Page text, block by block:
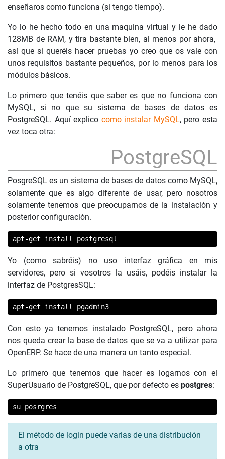
enseñaros como funciona (si tengo tiempo).
Yo lo he hecho todo en una maquina virtual y le he dado
128MB de RAM, y tira bastante bien, al menos por ahora,
así que si queréis hacer pruebas yo creo que os vale con
unos requisitos bastante pequeños, por lo menos para los
módulos básicos.
Lo primero que tenéis que saber es que no funciona con
MySQL, si no que su sistema de bases de datos es
PostgreSQL. Aquí explico como instalar MySQL, pero esta
vez toca otra:
PostgreSQL
PosgreSQL es un sistema de bases de datos como MySQL,
solamente que es algo diferente de usar, pero nosotros
solamente tenemos que preocuparnos de la instalación y
posterior configuración.
apt-get install postgresql
Yo (como sabréis) no uso interfaz gráfica en mis
servidores, pero si vosotros la usáis, podéis instalar la
interfaz de PostgresSQL:
apt-get install pgadmin3
Con esto ya tenemos instalado PostgreSQL, pero ahora
nos queda crear la base de datos que se va a utilizar para
OpenERP. Se hace de una manera un tanto especial.
Lo primero que tenemos que hacer es logarnos con el
SuperUsuario de PostgreSQL, que por defecto es postgres:
su posrgres
El método de login puede varias de una distribución
a otra